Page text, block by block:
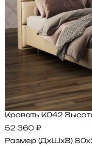
Кровать K042
52 360 ₽
Размер (ДхШхВ)